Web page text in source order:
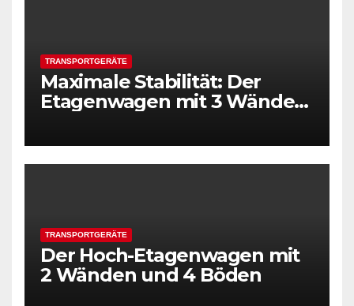
TRANSPORTGERÄTE
Maximale Stabilität: Der
Etagenwagen mit 3 Wänden
TRANSPORTGERÄTE
Der Hoch-Etagenwagen mit
2 Wänden und 4 Böden